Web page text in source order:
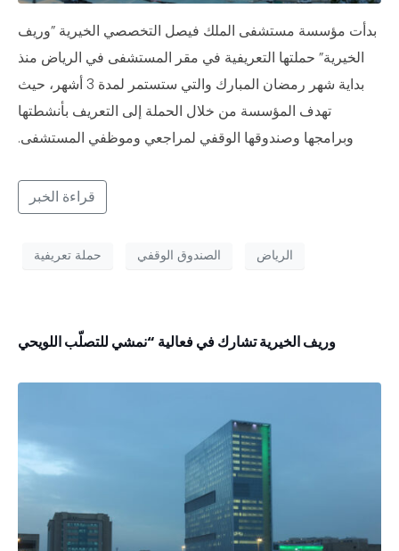
بدأت مؤسسة مستشفى الملك فيصل التخصصي الخيرية ”وريف
الخيرية” حملتها التعريفية في مقر المستشفى في الرياض منذ
بداية شهر رمضان المبارك والتي ستستمر لمدة 3 أشهر، حيث
تهدف المؤسسة من خلال الحملة إلى التعريف بأنشطتها
وبرامجها وصندوقها الوقفي لمراجعي وموظفي المستشفى.
قراءة الخبر
الرياض الصندوق الوقفي حملة تعريفية
وريف الخيرية تشارك في فعالية “نمشي للتصلّب اللويحي